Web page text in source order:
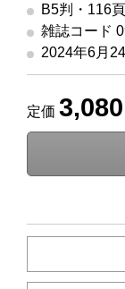
B5判・116
雑誌コード
2024年6月
定価 3,080